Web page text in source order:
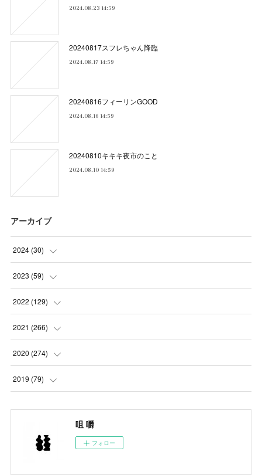
2024.08.23 14:59
20240817スフレちゃん降臨
2024.08.17 14:59
20240816フィーリンGOOD
2024.08.16 14:59
20240810キキキ夜市のこと
2024.08.10 14:59
アーカイブ
2024 (30)
(5
(4)
(5)
(1)
2023 (59)
(4)
(2)
(8)
(9
(9)
2022 (129)
(5)
(7)
(11
(24)
2021 (266)
(23
(22 )
(21)
2020 (274)
(21 )
(23)
2019 (79)
(23)
咀 嚼
フォロー